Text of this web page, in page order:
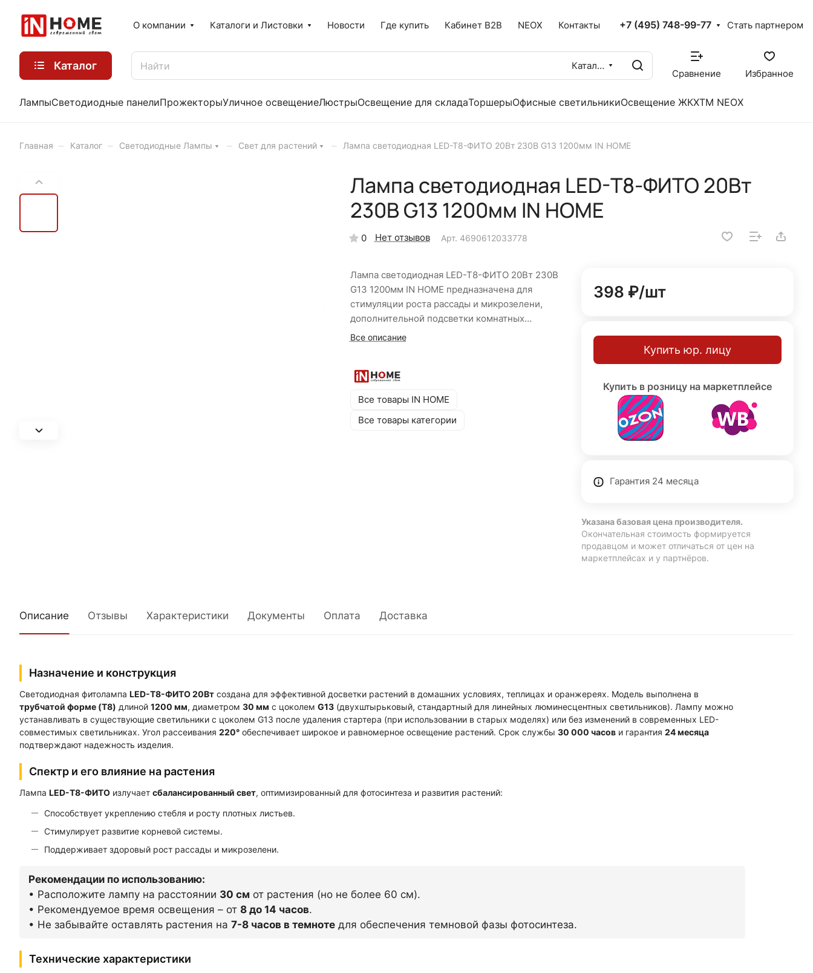
О компании Каталоги и Листовки Новости Где купить Кабинет B2B NEOX Контакты +7 (495) 748-99-77 Стать партнером
Каталог Каталог
Сравнение Избранное
ЛампыСветодиодные панелиПрожекторыУличное освещениеЛюстрыОсвещение для складаТоршерыОфисные светильникиОсвещение ЖКХTM NEOX
Главная – Каталог – Светодиодные Лампы – Свет для растений – Лампа светодиодная LED-T8-ФИТО 20Вт 230В G13 1200мм IN HOME
Лампа светодиодная LED-T8-ФИТО 20Вт
230В G13 1200мм IN HOME
0 Нет отзывов Арт. 4690612033778
Лампа светодиодная LED-T8-ФИТО 20Вт 230В
G13 1200мм IN HOME предназначена для
стимуляции роста рассады и микрозелени,
дополнительной подсветки комнатных
светолюбивых растений, выгонки луковичных
способствует укреплению стебля и росту
снижает испарение, увеличивая период между
поливами.
Все описание
Все товары IN HOME
Все товары категории
398 ₽/шт
Купить юр. лицу
Купить в розницу на маркетплейсе
Гарантия 24 месяца
Указана базовая цена производителя.
Окончательная стоимость формируется
продавцом и может отличаться от цен на
маркетплейсах и у партнёров.
Описание Отзывы Характеристики Документы Оплата Доставка
Назначение и конструкция
Светодиодная фитолампа LED-T8-ФИТО 20Вт создана для эффективной досветки растений в домашних условиях, теплицах и оранжереях. Модель выполнена в
трубчатой форме (T8) длиной 1200 мм, диаметром 30 мм с цоколем G13 (двухштырьковый, стандартный для линейных люминесцентных светильников). Лампу можно
устанавливать в существующие светильники с цоколем G13 после удаления стартера (при использовании в старых моделях) или без изменений в современных LED-
совместимых светильниках. Угол рассеивания 220° обеспечивает широкое и равномерное освещение растений. Срок службы 30 000 часов и гарантия 24 месяца
подтверждают надежность изделия.
Спектр и его влияние на растения
Лампа LED-T8-ФИТО излучает сбалансированный свет, оптимизированный для фотосинтеза и развития растений:
Способствует укреплению стебля и росту плотных листьев.
Стимулирует развитие корневой системы.
Поддерживает здоровый рост рассады и микрозелени.
Рекомендации по использованию:
• Расположите лампу на расстоянии 30 см от растения (но не более 60 см).
• Рекомендуемое время освещения – от 8 до 14 часов.
• Не забывайте оставлять растения на 7-8 часов в темноте для обеспечения темновой фазы фотосинтеза.
Технические характеристики